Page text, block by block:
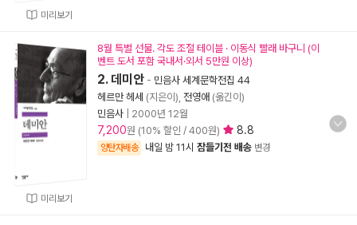
미리보기
미리보기
8월 특별 선물. 각도 조절 테이블 · 이동식 빨래 바구니 (이
벤트 도서 포함 국내서·외서 5만원 이상)
2. 데미안 - 민음사 세계문학전집 44
헤르만 헤세 (지은이), 전영애 (옮긴이)
민음사
2000년 12월
7,200원 (10% 할인 / 400원) 8.8
양탄자배송 내일 밤 11시 잠들기전 배송 변경